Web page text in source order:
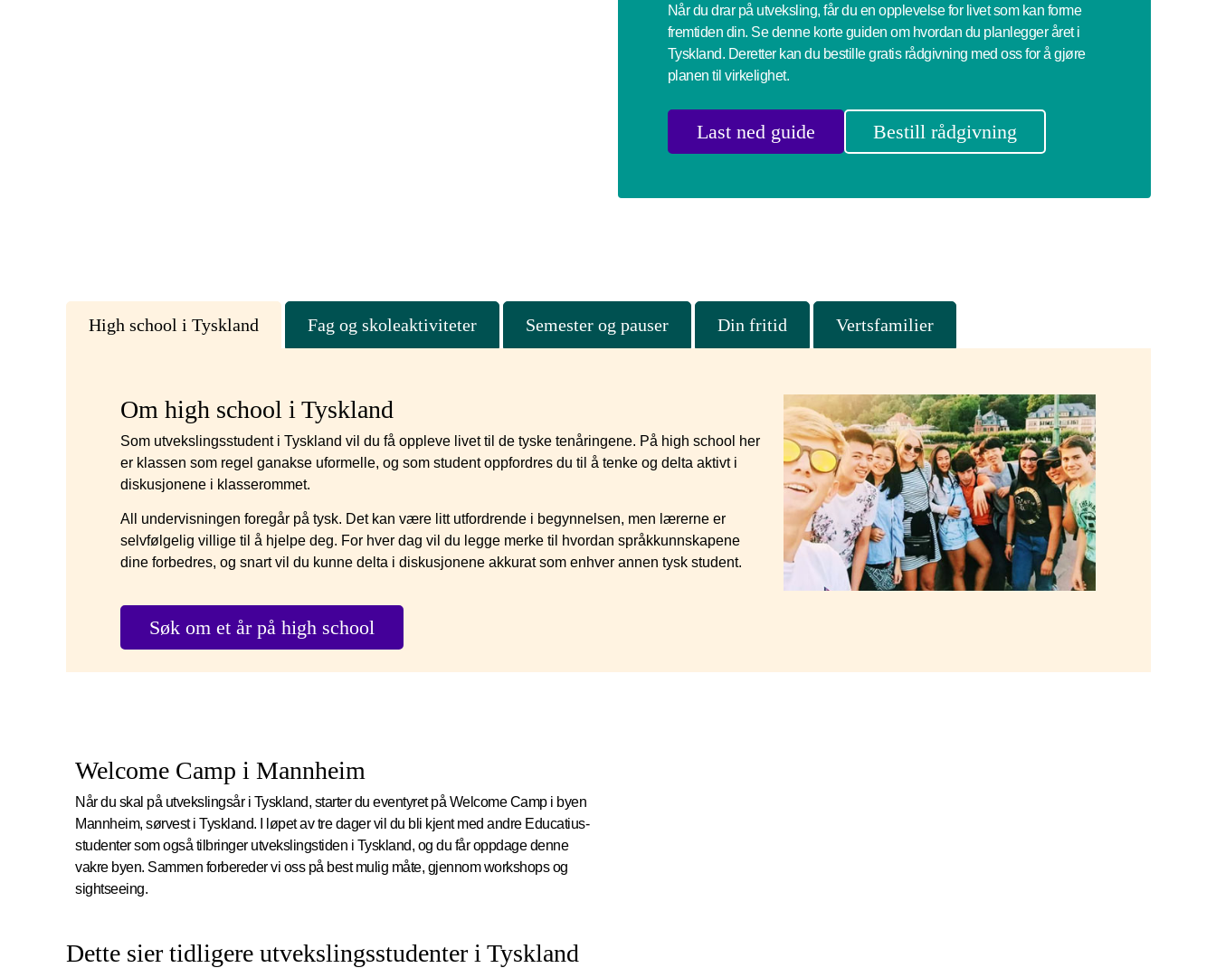
Når du drar på utveksling, får du en opplevelse for livet som kan forme
fremtiden din. Se denne korte guiden om hvordan du planlegger året i
Tyskland. Deretter kan du bestille gratis rådgivning med oss for å gjøre
planen til virkelighet.
Last ned guide Bestill rådgivning
High school i Tyskland Fag og skoleaktiviteter Semester og pauser Din fritid Vertsfamilier
Om high school i Tyskland
Som utvekslingsstudent i Tyskland vil du få oppleve livet til de tyske tenåringene. På high school her
er klassen som regel ganakse uformelle, og som student oppfordres du til å tenke og delta aktivt i
diskusjonene i klasserommet.
All undervisningen foregår på tysk. Det kan være litt utfordrende i begynnelsen, men lærerne er
selvfølgelig villige til å hjelpe deg. For hver dag vil du legge merke til hvordan språkkunnskapene
dine forbedres, og snart vil du kunne delta i diskusjonene akkurat som enhver annen tysk student.
Søk om et år på high school
Welcome Camp i Mannheim
Når du skal på utvekslingsår i Tyskland, starter du eventyret på Welcome Camp i byen
Mannheim, sørvest i Tyskland. I løpet av tre dager vil du bli kjent med andre Educatius-
studenter som også tilbringer utvekslingstiden i Tyskland, og du får oppdage denne
vakre byen. Sammen forbereder vi oss på best mulig måte, gjennom workshops og
sightseeing.
Dette sier tidligere utvekslingsstudenter i Tyskland